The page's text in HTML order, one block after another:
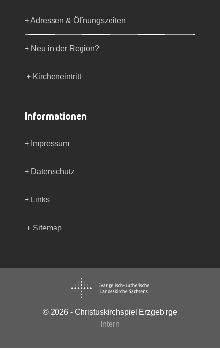
+ Adressen & Öffnungszeiten
+ Neu in der Region?
+ Kircheneintritt
Informationen
+ Impressum
+ Datenschutz
+ Links
+ Sitemap
© 2026 - Christuskirchspiel Erzgebirge
Intern